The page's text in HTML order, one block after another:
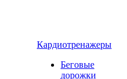
Кардиотренажеры
Беговые
дорожки